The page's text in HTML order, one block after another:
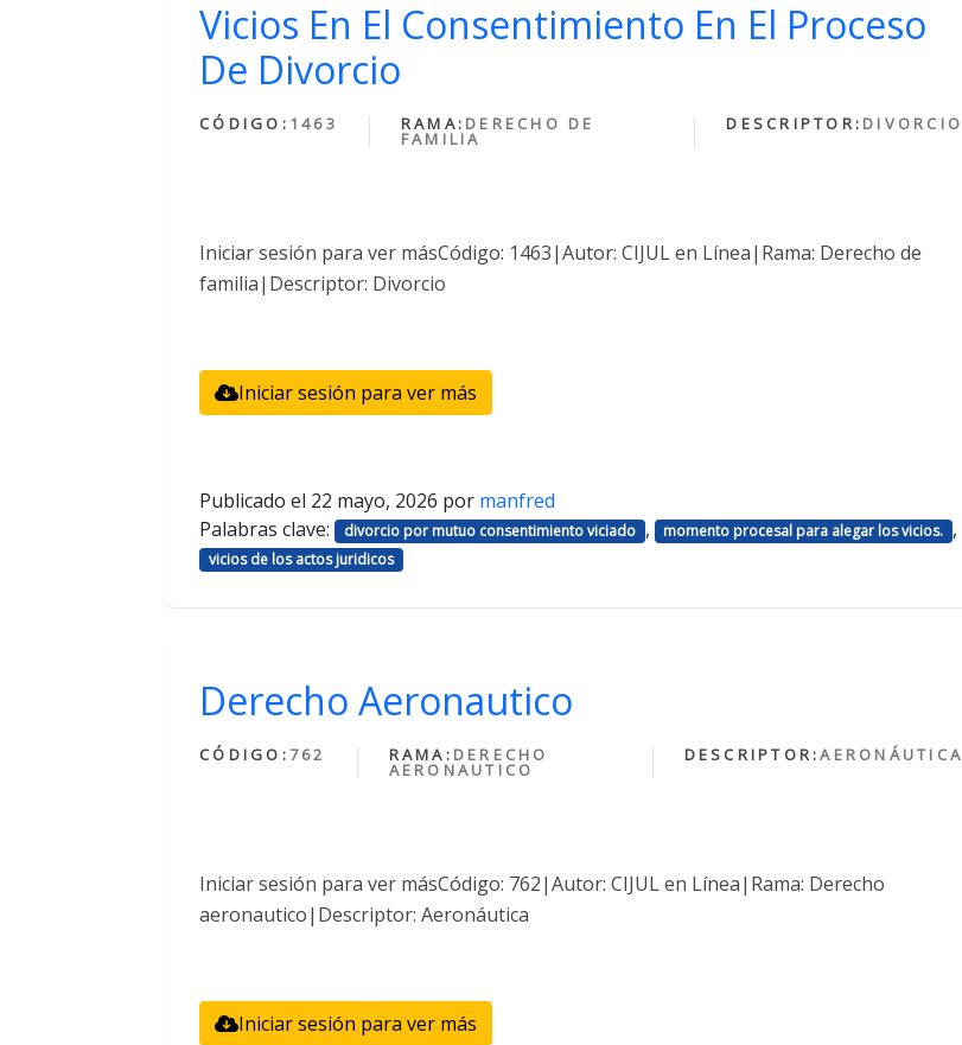
Vicios En El Consentimiento En El Proceso
De Divorcio
CÓDIGO: 1463 RAMA: DERECHO DE
FAMILIA
DESCRIPTOR: DIVORCIO
Iniciar sesión para ver másCódigo: 1463|Autor: CIJUL en Línea|Rama: Derecho de
familia|Descriptor: Divorcio
Iniciar sesión para ver más
Publicado el 22 mayo, 2026 por manfred
Palabras clave:
divorcio por mutuo consentimiento viciado , momento procesal para alegar los vicios. ,
vicios de los actos juridicos
Derecho Aeronautico
CÓDIGO: 762 RAMA: DERECHO
AERONAUTICO
DESCRIPTOR:AERONÁUTICA
Iniciar sesión para ver másCódigo: 762|Autor: CIJUL en Línea|Rama: Derecho
aeronautico|Descriptor: Aeronáutica
Iniciar sesión para ver más